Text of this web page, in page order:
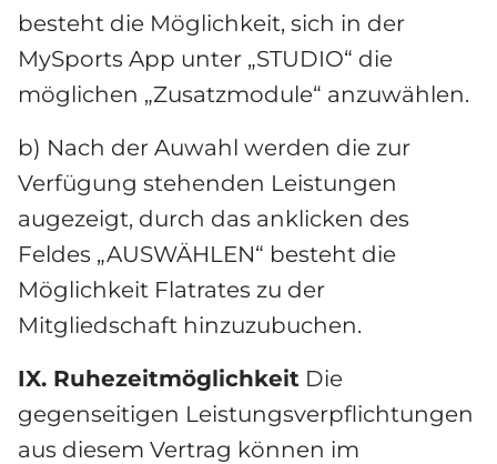
besteht die Möglichkeit, sich in der
MySports App unter „STUDIO“ die
möglichen „Zusatzmodule“ anzuwählen.
b) Nach der Auwahl werden die zur
Verfügung stehenden Leistungen
augezeigt, durch das anklicken des
Feldes „AUSWÄHLEN“ besteht die
Möglichkeit Flatrates zu der
Mitgliedschaft hinzuzubuchen.
IX. Ruhezeitmöglichkeit Die
gegenseitigen Leistungsverpflichtungen
aus diesem Vertrag können im